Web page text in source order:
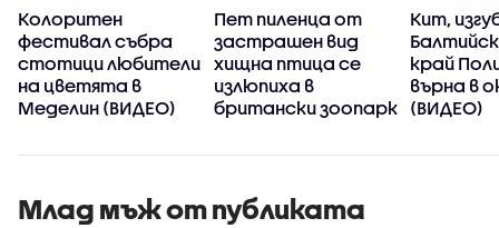
Колоритен
фестивал събра
стотици любители
на цветята в
Меделин (ВИДЕО)
Пет пиленца от
застрашен вид
хищна птица се
излюпиха в
британски зоопарк
Кит,
край
върна в
(ВИДЕО)
Млад мъж от публиката